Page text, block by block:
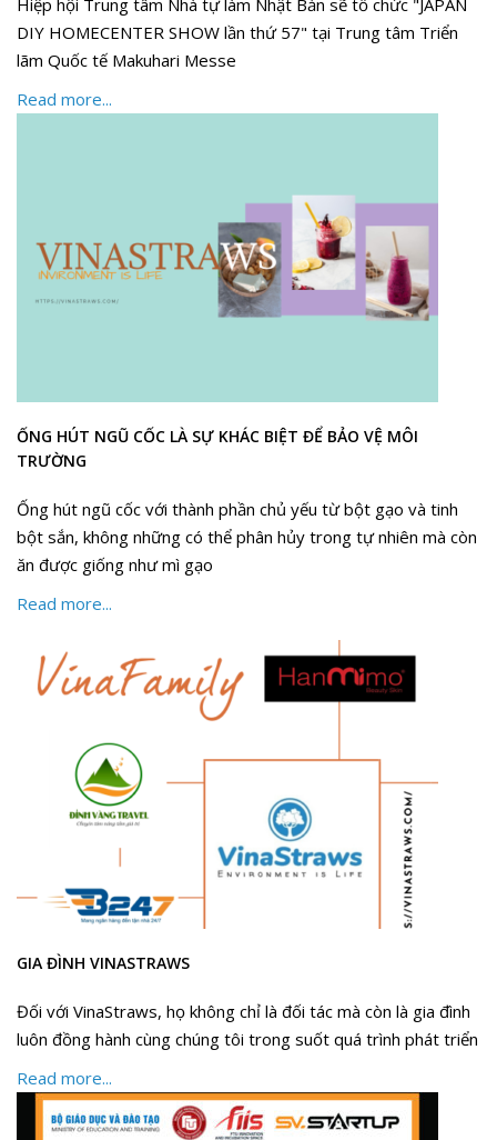
DIY HOMECENTER SHOW lần thứ 57" tại Trung tâm Triển
lãm Quốc tế Makuhari Messe
Read more...
ỐNG HÚT NGŨ CỐC LÀ SỰ KHÁC BIỆT ĐỂ BẢO VỆ MÔI
TRƯỜNG
Ống hút ngũ cốc với thành phần chủ yếu từ bột gạo và tinh
bột sắn, không những có thể phân hủy trong tự nhiên mà còn
ăn được giống như mì gạo
Read more...
GIA ĐÌNH VINASTRAWS
Đối với VinaStraws, họ không chỉ là đối tác mà còn là gia đình
luôn đồng hành cùng chúng tôi trong suốt quá trình phát triển
Read more...